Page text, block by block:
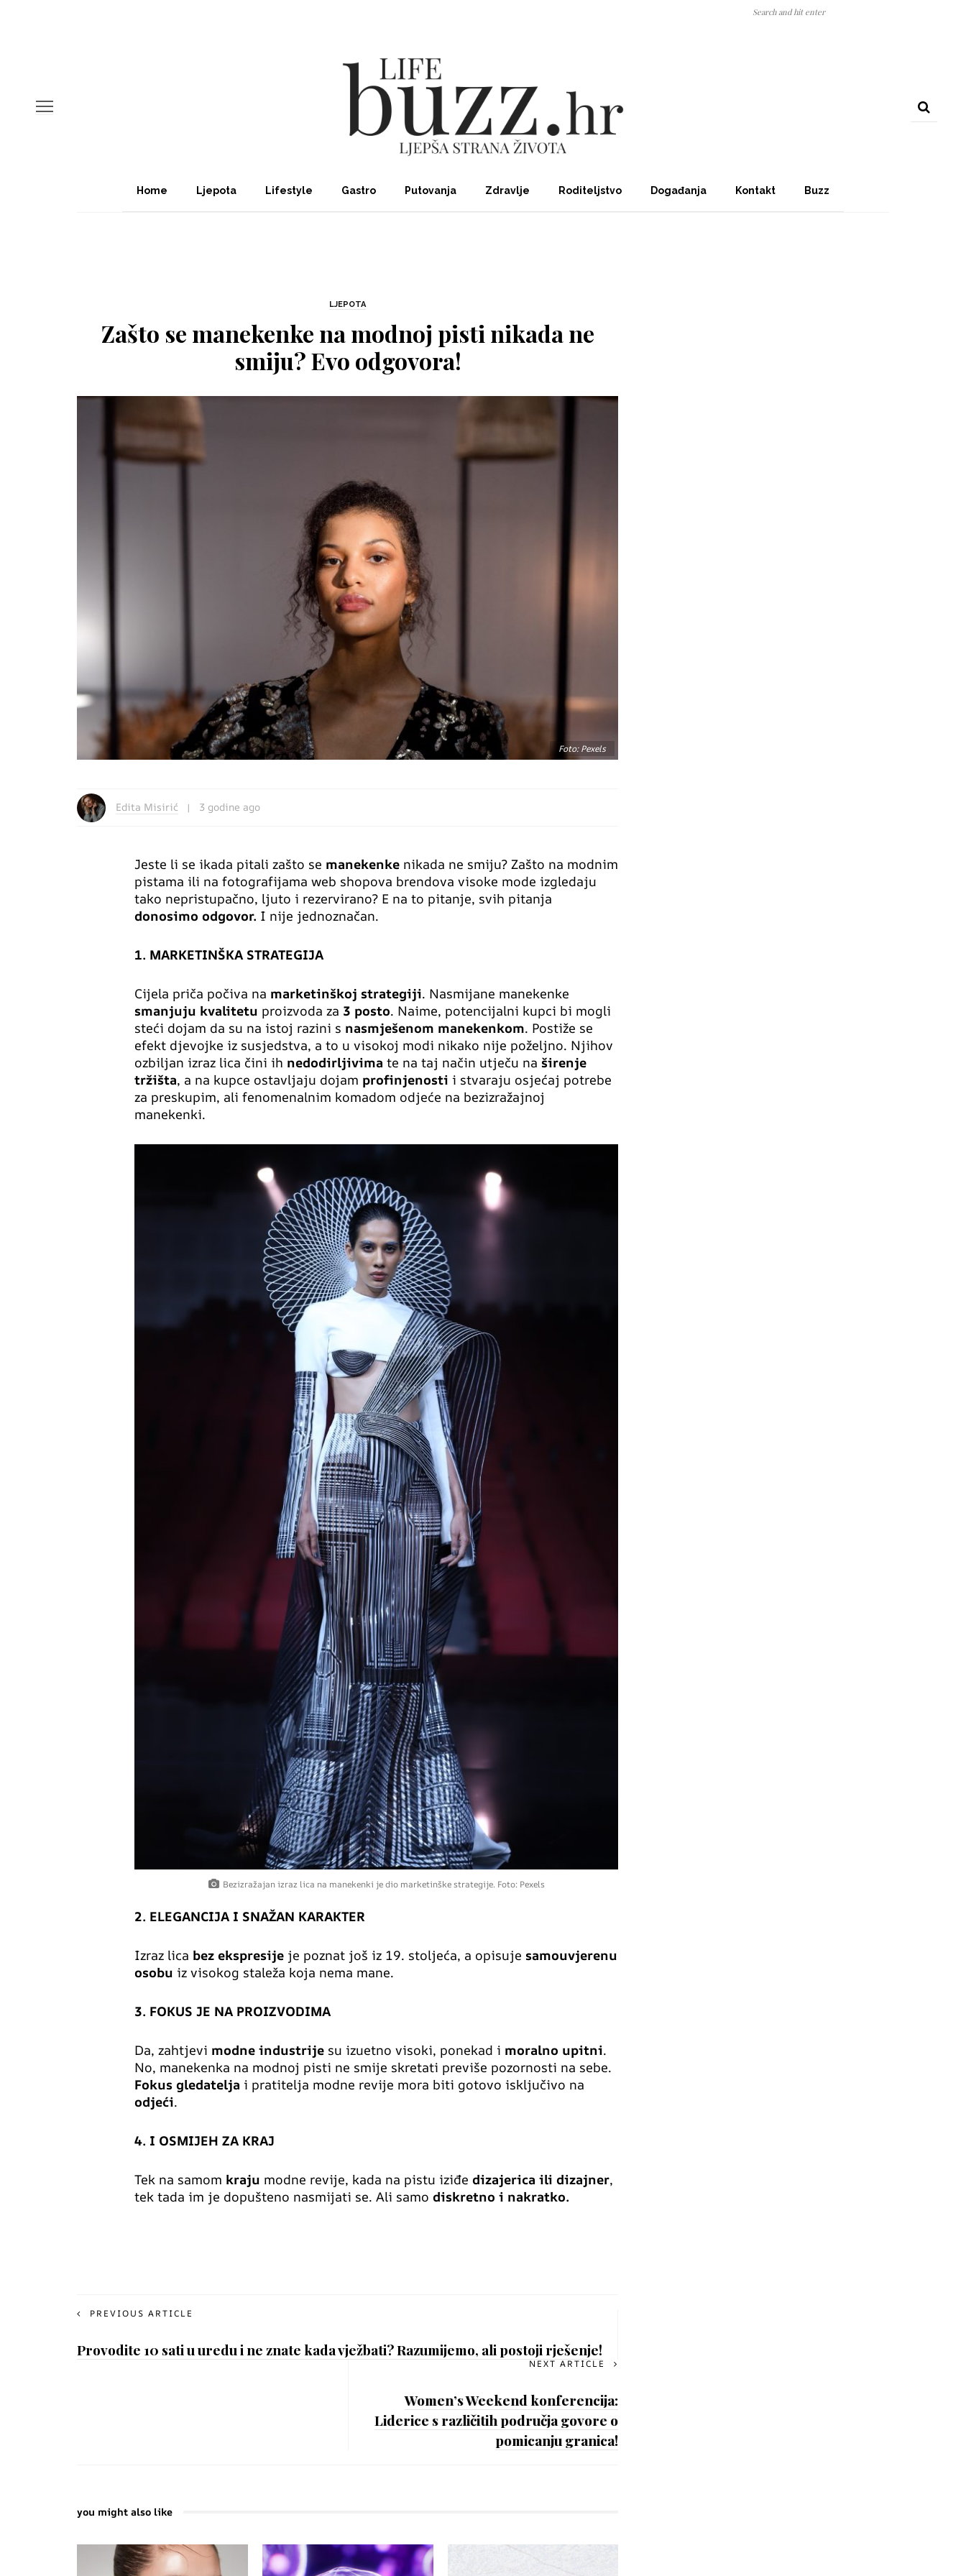
Home Ljepota Lifestyle Gastro Putovanja Zdravlje Roditeljstvo Događanja Kontakt Buzz
LJEPOTA
Zašto se manekenke na modnoj pisti nikada ne
smiju? Evo odgovora!
Foto: Pexels
Edita Misirić 3 godine ago
Jeste li se ikada pitali zašto se manekenke nikada ne smiju? Zašto na modnim
pistama ili na fotografijama web shopova brendova visoke mode izgledaju
tako nepristupačno, ljuto i rezervirano? E na to pitanje, svih pitanja
donosimo odgovor. I nije jednoznačan.
1. MARKETINŠKA STRATEGIJA
Cijela priča počiva na marketinškoj strategiji. Nasmijane manekenke
smanjuju kvalitetu proizvoda za 3 posto. Naime, potencijalni kupci bi mogli
steći dojam da su na istoj razini s nasmješenom manekenkom. Postiže se
efekt djevojke iz susjedstva, a to u visokoj modi nikako nije poželjno. Njihov
ozbiljan izraz lica čini ih nedodirljivima te na taj način utječu na širenje
tržišta, a na kupce ostavljaju dojam profinjenosti i stvaraju osjećaj potrebe
za preskupim, ali fenomenalnim komadom odjeće na bezizražajnoj
manekenki.
Bezizražajan izraz lica na manekenki je dio marketinške strategije. Foto: Pexels
2. ELEGANCIJA I SNAŽAN KARAKTER
Izraz lica bez ekspresije je poznat još iz 19. stoljeća, a opisuje samouvjerenu
osobu iz visokog staleža koja nema mane.
3. FOKUS JE NA PROIZVODIMA
Da, zahtjevi modne industrije su izuetno visoki, ponekad i moralno upitni.
No, manekenka na modnoj pisti ne smije skretati previše pozornosti na sebe.
Fokus gledatelja i pratitelja modne revije mora biti gotovo isključivo na
odjeći.
4. I OSMIJEH ZA KRAJ
Tek na samom kraju modne revije, kada na pistu iziđe dizajerica ili dizajner,
tek tada im je dopušteno nasmijati se. Ali samo diskretno i nakratko.
PREVIOUS ARTICLE
Provodite 10 sati u uredu i ne znate kada vježbati? Razumijemo, ali postoji rješenje!
NEXT ARTICLE
Women’s Weekend konferencija:
Liderice s različitih područja govore o
pomicanju granica!
you might also like